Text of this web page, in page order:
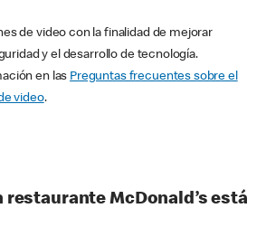
de video con la finalidad de mejorar
y el desarrollo de tecnología.
en las Preguntas frecuentes sobre el
video.
restaurante McDonald’s está